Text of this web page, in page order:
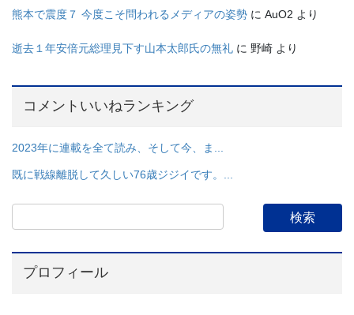
熊本で震度７ 今度こそ問われるメディアの姿勢 に AuO2 より
逝去１年安倍元総理見下す山本太郎氏の無礼 に 野崎 より
コメントいいねランキング
2023年に連載を全て読み、そして今、ま...
既に戦線離脱して久しい76歳ジジイです。...
プロフィール